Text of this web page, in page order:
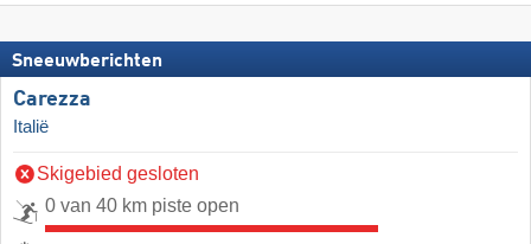
Sneeuwberichten
Carezza
Italië
Skigebied gesloten
0 van 40 km piste open